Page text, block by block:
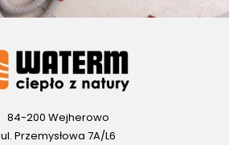
84-200 Wejherowo
ul. Przemysłowa 7A/L6